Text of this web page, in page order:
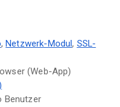
, Netzwerk-Modul, SSL-
(Web-App)
Benutzer